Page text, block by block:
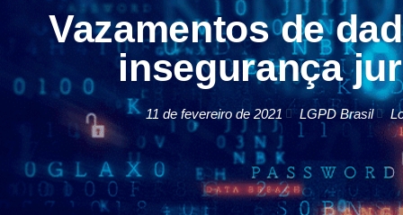
Vazamentos de
insegurança
11 de fevereiro de 2021 LGPD Brasil